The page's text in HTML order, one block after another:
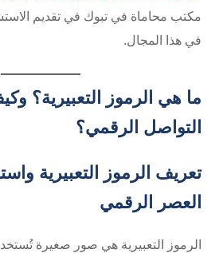
مكتب محاماة في تبوك في تقديم
في هذا المجال.
ما هي الرموز التعبيرية؟
التواصل الرقمي؟
تعريف الرموز التعبيرية
العصر الرقمي
الرموز التعبيرية هي صور صغيرة